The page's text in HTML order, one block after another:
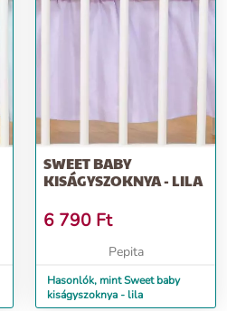
SWEET BABY
KISÁGYSZOKNYA - LILA
6 790 Ft
Pepita
Hasonlók, mint Sweet baby
kiságyszoknya - lila